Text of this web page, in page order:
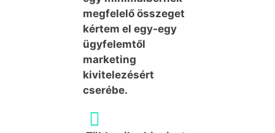
megfelelő összeget
kértem el egy-egy
ügyfelemtől
marketing
kivitelezésért
cserébe.